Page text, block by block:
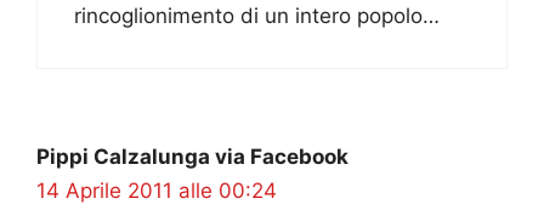
rincoglionimento di un intero popolo…
Pippi Calzalunga via Facebook
14 Aprile 2011 alle 00:24